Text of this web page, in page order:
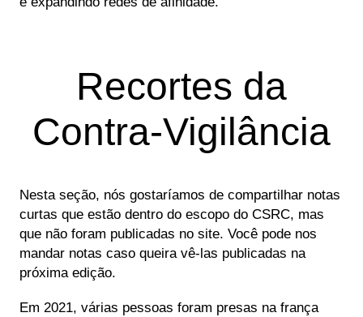
Recortes da
Contra-Vigilância
Nesta seção, nós gostaríamos de compartilhar notas
curtas que estão dentro do escopo do CSRC, mas
que não foram publicadas no site. Você pode nos
mandar notas caso queira vê-las publicadas na
próxima edição.
Em 2021, várias pessoas foram presas na frança